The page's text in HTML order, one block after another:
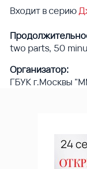
Входит в серию
two parts, 50
Организатор:
ГБУК г.Москвы